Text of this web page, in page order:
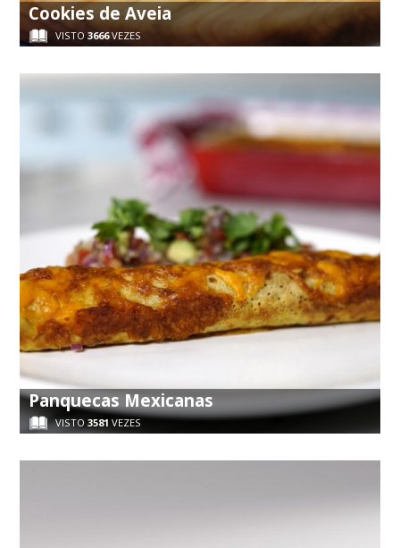
Cookies de Aveia
VISTO3666VEZES
Panquecas Mexicanas
VISTO3581 VEZES